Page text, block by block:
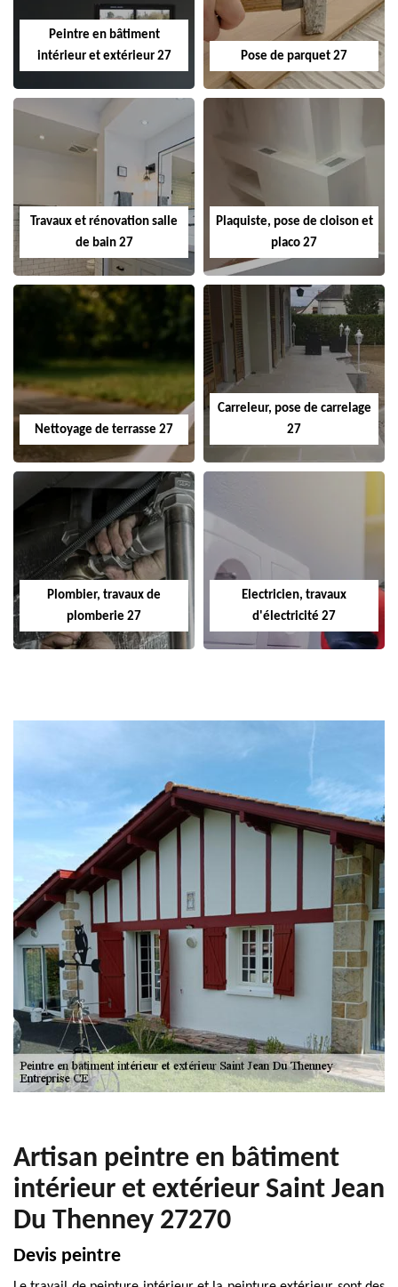
Peintre en bâtiment
intérieur et extérieur 27
Pose de parquet 27
Travaux et rénovation salle
de bain 27
Plaquiste, pose de cloison et
placo 27
Nettoyage de terrasse 27
Carreleur, pose de carrelage
27
Plombier, travaux de
plomberie 27
Electricien, travaux
d'électricité 27
Artisan peintre en bâtiment
intérieur et extérieur Saint Jean
Du Thenney 27270
Devis peintre